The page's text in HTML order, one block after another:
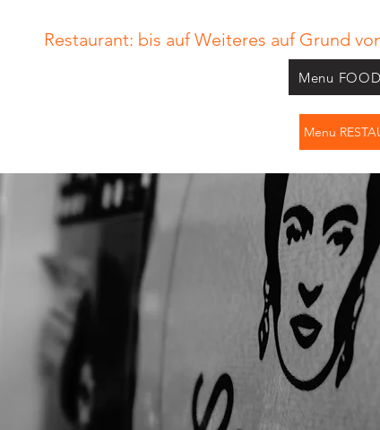
Restaurant: bis auf Weiteres auf Grund
Menu
Menu